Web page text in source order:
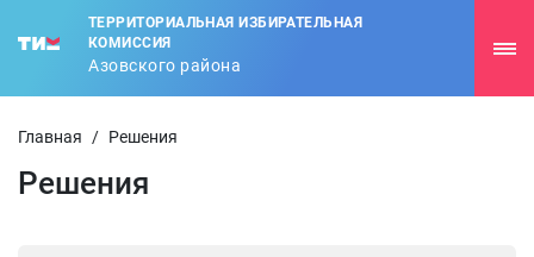
ТЕРРИТОРИАЛЬНАЯ ИЗБИРАТЕЛЬНАЯ
КОМИССИЯ
Азовского района
Главная / Решения
Решения